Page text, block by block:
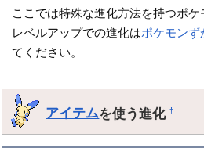
ここでは特殊な進化方法を持つポケ
レベルアップでの進化はポケモンず
てください。
アイテムを使う進化†